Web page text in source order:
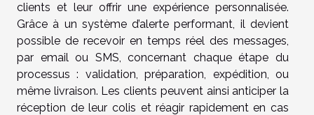
clients et leur offrir une expérience personnalisée.
Grâce à un système d’alerte performant, il devient
possible de recevoir en temps réel des messages,
par email ou SMS, concernant chaque étape du
processus : validation, préparation, expédition, ou
même livraison. Les clients peuvent ainsi anticiper la
réception de leur colis et réagir rapidement en cas